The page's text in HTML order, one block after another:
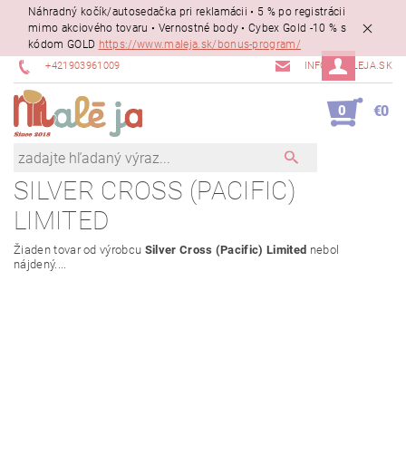
Náhradný kočík/autosedačka pri reklamácii • 5 % po registrácii
mimo akciového tovaru • Vernostné body • Cybex Gold -10 % s
kódom GOLD https://www.maleja.sk/bonus-program/
+421903961009 INFO@MALEJA.SK
0 €0
SILVER CROSS (PACIFIC)
LIMITED
Žiaden tovar od výrobcu Silver Cross (Pacific) Limited nebol
nájdený....